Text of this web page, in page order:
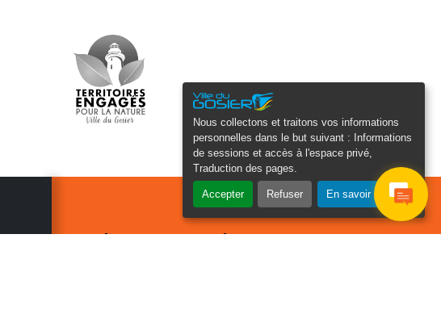
Nous collectons et traitons vos informations
personnelles dans le but suivant :
Informations
de sessions et accès à l'espace privé,
Traduction des pages
Accepter Refuser En savoir plus
Gosier Connecté